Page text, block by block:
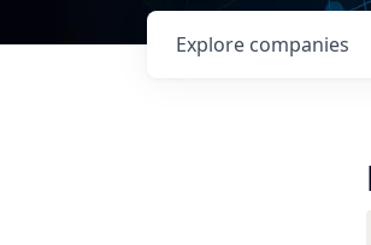
Explore companies